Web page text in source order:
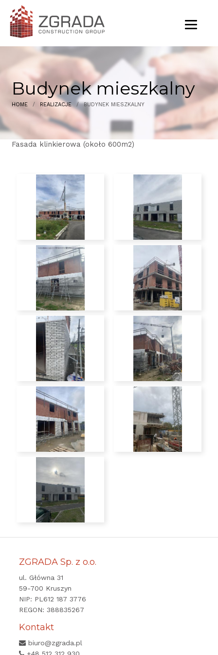
Budynek mieszkalny
HOME / REALIZACJE / BUDYNEK MIESZKALNY
Fasada klinkierowa (około 600m2)
ZGRADA Sp. z o.o.
ul. Główna 31
59-700 Kruszyn
NIP: PL612 187 3776
REGON: 388835267
Kontakt
biuro@zgrada.pl